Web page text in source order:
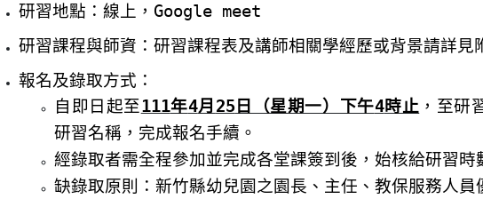
研習地點： 線上， Google meet
研習課程與師資：研習課程表及講師相關學經歷或背景請詳見
報名及錄取方式：
自即日起至111年4月 25日（星期一）下午4時止 ，至研
研習名稱，完成報名手續。
經錄取者需全程參加並完成各堂課簽到後，始核給研習時
缺錄取原則：新竹縣幼兒園之園長、主任、教保服務人員